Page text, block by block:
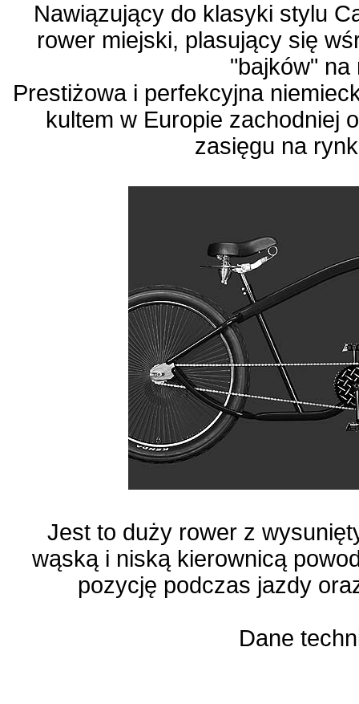
Nawiązujący do klasyki stylu
rower miejski, plasujący się
"bajków"
Prestiżowa i perfekcyjna
kultem w Europie zachodniej
zasięgu na
Jest to duży rower z
wąską i niską kierownicą
pozycję podczas jazdy
Dane